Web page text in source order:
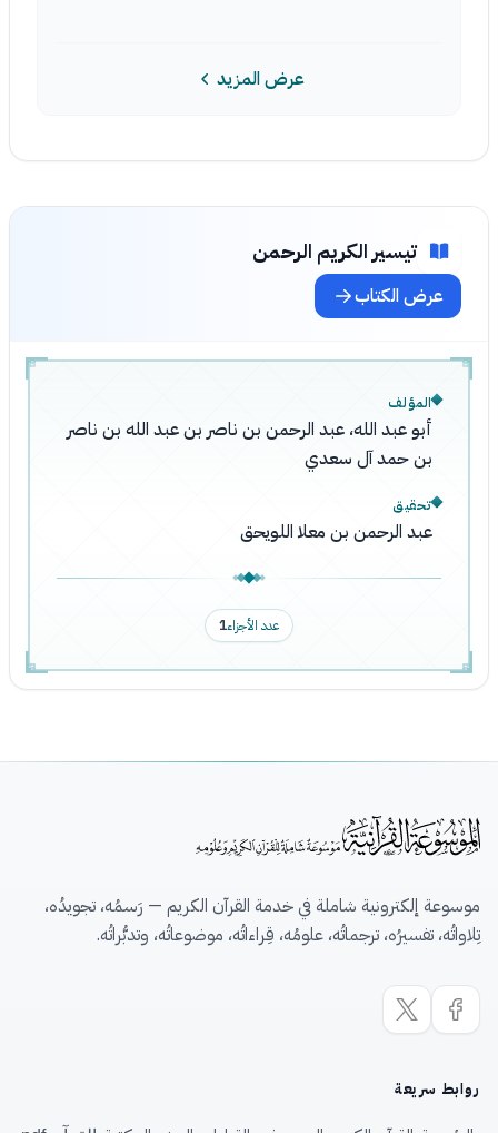
عرض المزيد
تيسير الكريم الرحمن
عرض الكتاب
المؤلف
أبو عبد الله، عبد الرحمن بن ناصر بن عبد الله بن ناصر
بن حمد آل سعدي
تحقيق
عبد الرحمن بن معلا اللويحق
عدد الأجزاء1
موسوعة إلكترونية شاملة في خدمة القرآن الكريم — رَسمُه، تجويدُه،
تِلاواتُه، تفسيرُه، ترجماتُه، علومُه، قِراءاتُه، موضوعاتُه، وتدبُّراتُه.
روابط سريعة